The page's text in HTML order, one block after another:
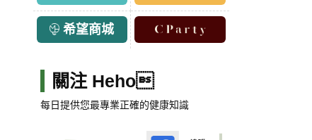
希望商城
關注 Heho
每日提供您最專業正確的健康知識